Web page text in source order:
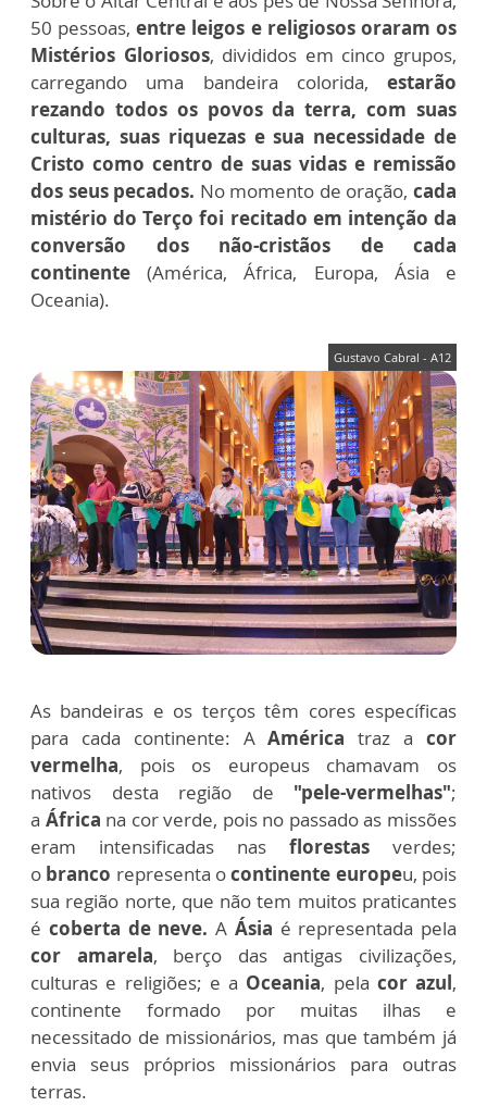
50 pessoas,entre leigos e religiosos oraram os
Mistérios Gloriosos, divididos em cinco grupos,
carregando uma bandeira colorida, estarão
rezando todos os povos da terra, com suas
culturas, suas riquezas e sua necessidade de
Cristo como centro de suas vidas e remissão
dos seus pecados. No momento de oração,cada
mistério do Terço foi recitado em intenção da
conversão dos não-cristãos de cada
continente (América, África, Europa, Ásia e
Oceania).
Gustavo Cabral - A12
As bandeiras e os terços têm cores específicas
para cada continente: AAmérica traz acor
vermelha, pois os europeus chamavam os
nativos desta região de "pele-vermelhas";
a África na cor verde, pois no passado as missões
eram intensificadas nas florestas verdes;
o branco representa ocontinente europeu, pois
sua região norte, que não tem muitos praticantes
é coberta de neve. A Ásia é representada pela
cor amarela, berço das antigas civilizações,
culturas e religiões; e a Oceania, pela cor azul,
continente formado por muitas ilhas e
necessitado de missionários, mas que também já
envia seus próprios missionários para outras
terras.